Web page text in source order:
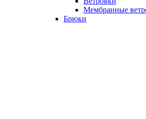
Мембранные
Брюки